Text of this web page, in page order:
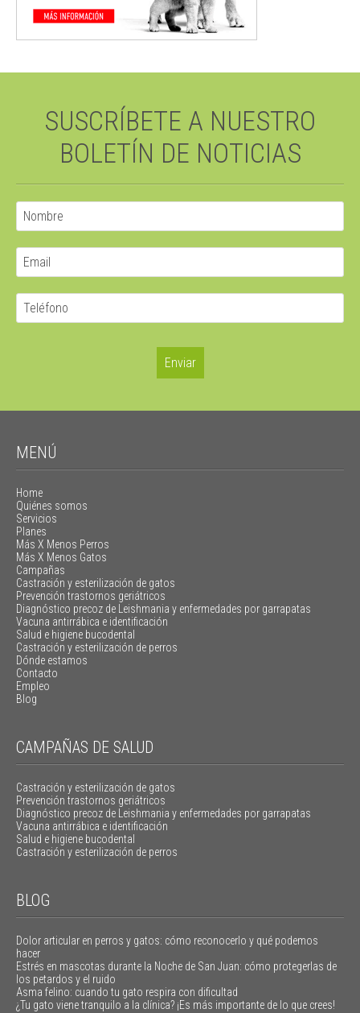
SUSCRÍBETE A NUESTRO
BOLETÍN DE NOTICIAS
MENÚ
Home
Quiénes somos
Servicios
Planes
Más X Menos Perros
Más X Menos Gatos
Campañas
Castración y esterilización de gatos
Prevención trastornos geriátricos
Diagnóstico precoz de Leishmania y enfermedades por garrapatas
Vacuna antirrábica e identificación
Salud e higiene bucodental
Castración y esterilización de perros
Dónde estamos
Contacto
Empleo
Blog
CAMPAÑAS DE SALUD
Castración y esterilización de gatos
Prevención trastornos geriátricos
Diagnóstico precoz de Leishmania y enfermedades por garrapatas
Vacuna antirrábica e identificación
Salud e higiene bucodental
Castración y esterilización de perros
BLOG
Dolor articular en perros y gatos: cómo reconocerlo y qué podemos
hacer
Estrés en mascotas durante la Noche de San Juan: cómo protegerlas de
los petardos y el ruido
Asma felino: cuando tu gato respira con dificultad
¿Tu gato viene tranquilo a la clínica? ¡Es más importante de lo que crees!